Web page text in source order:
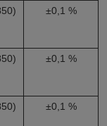
±0,1 %
±0,1 %
±0,1 %